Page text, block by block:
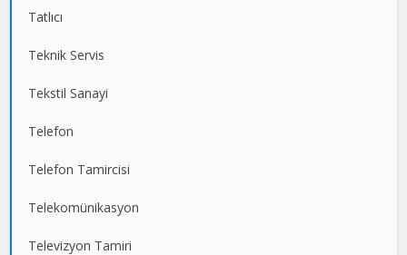
Tatlıcı
Teknik Servis
Tekstil Sanayi
Telefon
Telefon Tamircisi
Telekomünikasyon
Televizyon Tamiri